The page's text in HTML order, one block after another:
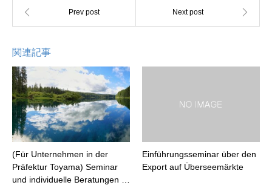
関連記事
(Für Unternehmen in der
Präfektur Toyama) Seminar
und individuelle Beratungen …
Einführungsseminar über den
Export auf Überseemärkte